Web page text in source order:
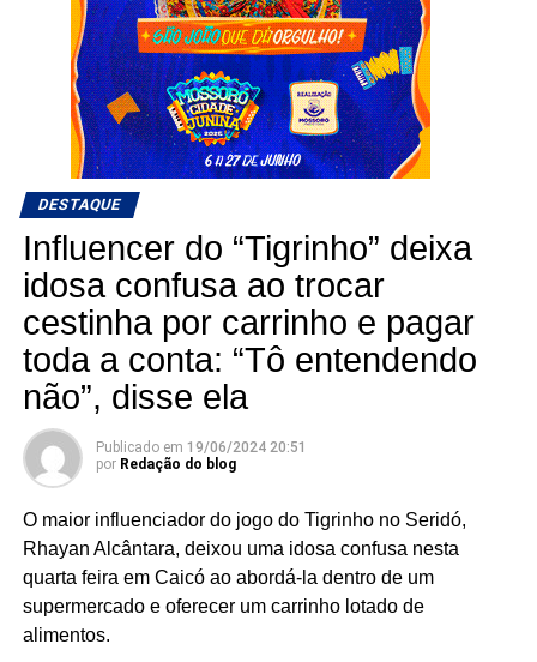
DESTAQUE
Influencer do “Tigrinho” deixa
idosa confusa ao trocar
cestinha por carrinho e pagar
toda a conta: “Tô entendendo
não”, disse ela
Publicado em 19/06/2024 20:51
por Redação do blog
O maior influenciador do jogo do Tigrinho no Seridó,
Rhayan Alcântara, deixou uma idosa confusa nesta
quarta feira em Caicó ao abordá-la dentro de um
supermercado e oferecer um carrinho lotado de
alimentos.